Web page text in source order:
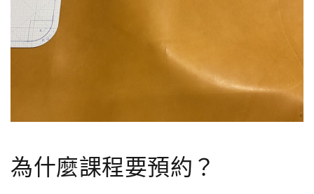
為什麼課程要預約？